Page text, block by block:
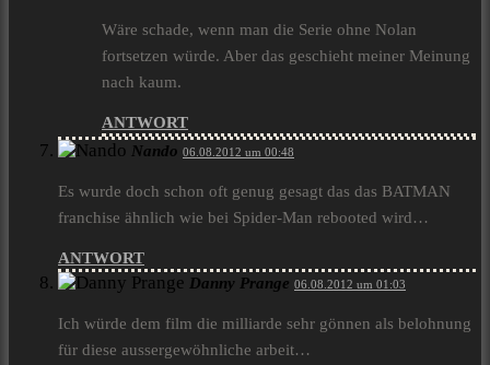
Wäre schade, wenn man die Serie ohne Nolan
fortsetzen würde. Aber das geschieht meiner Meinung
nach kaum.
ANTWORT
Nando 06.08.2012 um 00:48
Es wurde doch schon oft genug gesagt das das BATMAN
franchise ähnlich wie bei Spider-Man rebooted wird…
ANTWORT
Danny Prange 06.08.2012 um 01:03
Ich würde dem film die milliarde sehr gönnen als belohnung
für diese aussergewöhnliche arbeit…